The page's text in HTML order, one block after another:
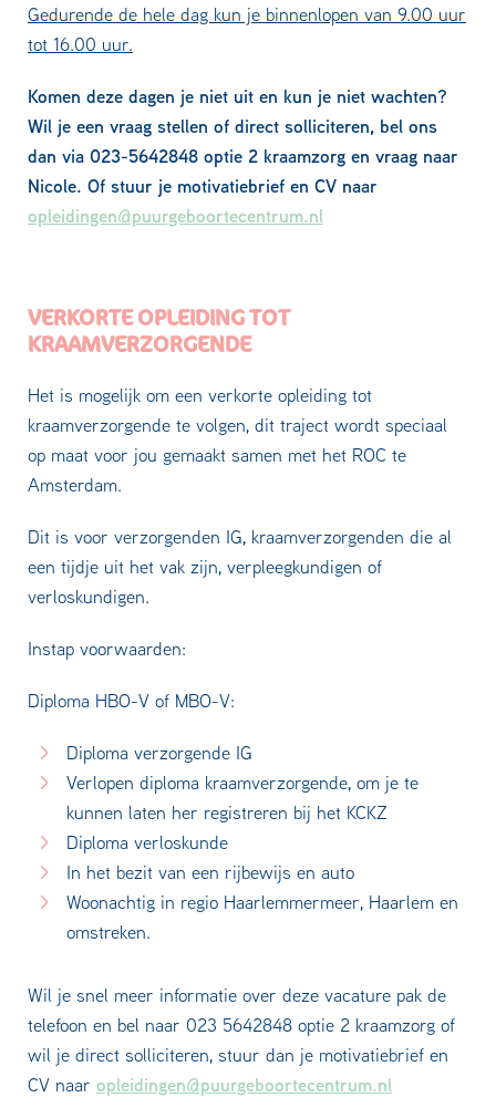
Gedurende de hele dag kun je binnenlopen van 9.00 uur
tot 16.00 uur.
Komen deze dagen je niet uit en kun je niet wachten?
Wil je een vraag stellen of direct solliciteren, bel ons
dan via 023-5642848 optie 2 kraamzorg en vraag naar
Nicole. Of stuur je motivatiebrief en CV naar
opleidingen@puurgeboortecentrum.nl
VERKORTE OPLEIDING TOT
KRAAMVERZORGENDE
Het is mogelijk om een verkorte opleiding tot
kraamverzorgende te volgen, dit traject wordt speciaal
op maat voor jou gemaakt samen met het ROC te
Amsterdam.
Dit is voor verzorgenden IG, kraamverzorgenden die al
een tijdje uit het vak zijn, verpleegkundigen of
verloskundigen.
Instap voorwaarden:
Diploma HBO-V of MBO-V:
Diploma verzorgende IG
Verlopen diploma kraamverzorgende, om je te
kunnen laten her registreren bij het KCKZ
Diploma verloskunde
In het bezit van een rijbewijs en auto
Woonachtig in regio Haarlemmermeer, Haarlem en
omstreken.
Wil je snel meer informatie over deze vacature pak de
telefoon en bel naar 023 5642848 optie 2 kraamzorg of
wil je direct solliciteren, stuur dan je motivatiebrief en
CV naar opleidingen@puurgeboortecentrum.nl